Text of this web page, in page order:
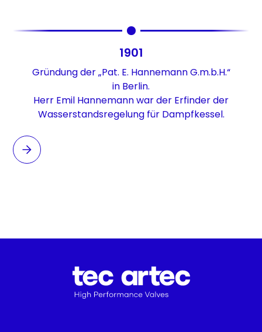
1901
Gründung der „Pat. E. Hannemann G.m.b.H.“
in Berlin.
Herr Emil Hannemann war der Erfinder der
Wasserstandsregelung für Dampfkessel.